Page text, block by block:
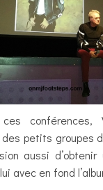
conférences,
petits groupes
aussi
avec en fond